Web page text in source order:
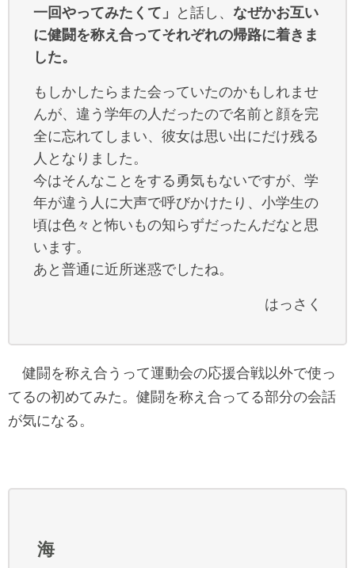
一回やってみたくて」
と話し、 なぜかお互い
に健闘を称え合ってそれぞれの帰路に着きま
した。
もしかしたらまた会っていたのかもしれませ
んが、違う学年の人だったので名前と顔を完
全に忘れてしまい、彼女は思い出にだけ残る
人となりました。
今はそんなことをする勇気もないですが、学
年が違う人に大声で呼びかけたり、小学生の
頃は色々と怖いもの知らずだったんだなと思
います。
あと普通に近所迷惑でしたね。
はっさく
健闘を称え合うって運動会の応援合戦以外で使っ
てるの初めてみた。健闘を称え合ってる部分の会話
が気になる。
海